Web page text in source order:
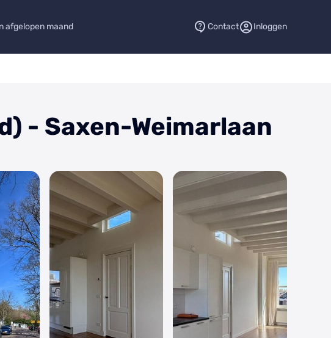
afgelopen maand Contact Inloggen
- Saxen-Weimarlaan